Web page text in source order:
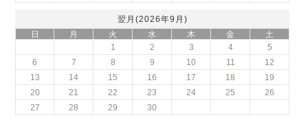
翌月(2026年9月)
日
月 火 水 木 金
土
1
2 3 4
5
6
7 8 9 10 11
12
13
14 15 16 17 18
19
20
21 22 23 24 25
26
27
28 29 30